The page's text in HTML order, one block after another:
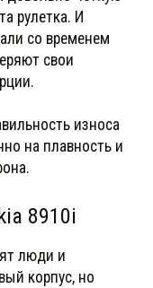
рулетка. И
со временем
свои
износа
на плавность и
8910i
люди и
корпус, но